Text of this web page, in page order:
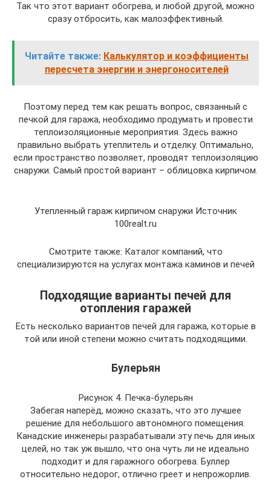
Так что этот вариант обогрева, и любой другой, можно
сразу отбросить, как малоэффективный.
Читайте также: Калькулятор и коэффициенты
пересчета энергии и энергоносителей
Поэтому перед тем как решать вопрос, связанный с
печкой для гаража, необходимо продумать и провести
теплоизоляционные мероприятия. Здесь важно
правильно выбрать утеплитель и отделку. Оптимально,
если пространство позволяет, проводят теплоизоляцию
снаружи. Самый простой вариант – облицовка кирпичом.
Утепленный гараж кирпичом снаружи Источник
100realt.ru
Смотрите также: Каталог компаний, что
специализируются на услугах монтажа каминов и печей
Подходящие варианты печей для
отопления гаражей
Есть несколько вариантов печей для гаража, которые в
той или иной степени можно считать подходящими.
Булерьян
Рисунок 4. Печка-булерьян
Забегая наперёд, можно сказать, что это лучшее
решение для небольшого автономного помещения.
Канадские инженеры разрабатывали эту печь для иных
целей, но так уж вышло, что она чуть ли не идеально
подходит и для гаражного обогрева. Буллер
относительно недорог, отлично греет и непрожорлив.